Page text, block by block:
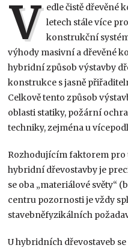
V edle čistě dřevěné
letech stále více
konstrukční
výhody masivní a dřevěné
hybridní způsob výstavby
konstrukce s jasně
Celkově tento způsob
oblasti statiky, požární
techniky, zejména u
Rozhodujícím faktorem pro
hybridní dřevostavby je
se oba „materiálové světy“
centru pozornosti je vždy
stavebněfyzikálních
U hybridních dřevostaveb